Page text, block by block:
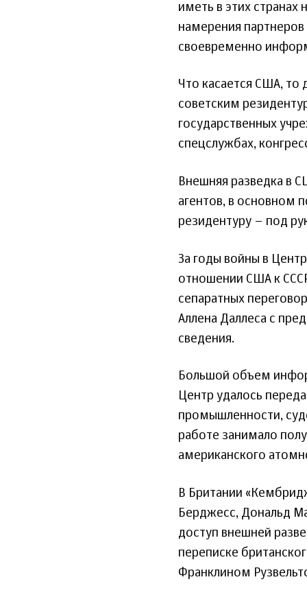
иметь в этих странах
намерения
своевременно
Что касается США, то
советским
государственных
спецслужбах,
Внешняя разведка в
агентов, в основном
резидентуру – под
За годы войны в
отношении США к
сепаратных
Аллена Даллеса с
сведения.
Большой объем
Центр удалось
промышленности,
работе занимало
американского
В Британии
Берджесс, Дональд
доступ внешней
переписке
Франклином